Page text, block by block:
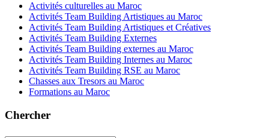
Activités culturelles au Maroc
Activités Team Building Artistiques au Maroc
Activités Team Building Artistiques et Créatives
Activités Team Building Externes
Activités Team Building externes au Maroc
Activités Team Building Internes au Maroc
Activités Team Building RSE au Maroc
Chasses aux Tresors au Maroc
Formations au Maroc
Chercher